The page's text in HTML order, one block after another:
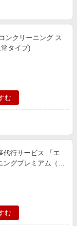
ンクリーニング ス
タイプ)
む
代行サービス 「エ
グプレミアム（通
む